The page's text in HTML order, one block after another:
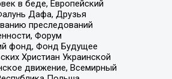
в беде, Европейский
Дафа, Друзья
преследований
Форум
фонд, Фонд Будущее
Христиан Украинской
движение, Всемирный